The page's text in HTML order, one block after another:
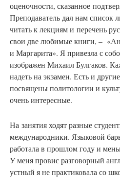
оценочности, сказанное
Преподаватель дал нам список
читать к лекциям и перечень
свои две любимые книги, –
и Маргарита». Я привезла с
изображен Михаил Булгаков.
надеть на экзамен. Есть и
посвящены политологии и
очень интересные.
На занятия ходят разные
международники. Языковой
работала в прошлом году и
У меня провис разговорный
устный я не практиковала со